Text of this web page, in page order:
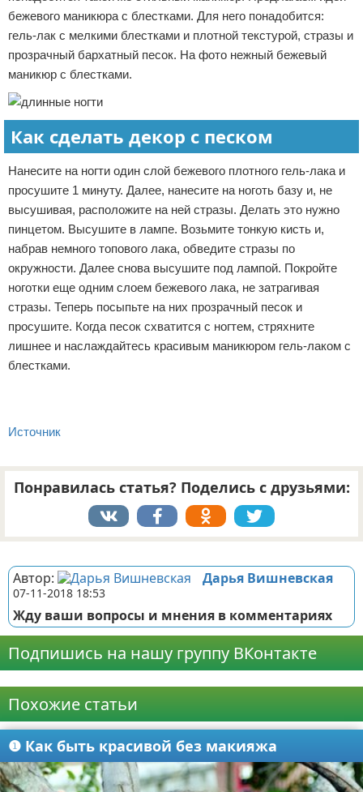
бежевого маникюра с блестками. Для него понадобится:
гель-лак с мелкими блестками и плотной текстурой, стразы и
прозрачный бархатный песок. На фото нежный бежевый
маникюр с блестками.
Как сделать декор с песком
Нанесите на ногти один слой бежевого плотного гель-лака и
просушите 1 минуту. Далее, нанесите на ноготь базу и, не
высушивая, расположите на ней стразы. Делать это нужно
пинцетом. Высушите в лампе. Возьмите тонкую кисть и,
набрав немного топового лака, обведите стразы по
окружности. Далее снова высушите под лампой. Покройте
ноготки еще одним слоем бежевого лака, не затрагивая
стразы. Теперь посыпьте на них прозрачный песок и
просушите. Когда песок схватится с ногтем, стряхните
лишнее и наслаждайтесь красивым маникюром гель-лаком с
блестками.
Источник
Понравилась статья? Поделись с друзьями:
Автор: Дарья Вишневская
07-11-2018 18:53
Жду ваши вопросы и мнения в комментариях
Подпишись на нашу группу ВКонтакте
Похожие статьи
❶ Как быть красивой без макияжа